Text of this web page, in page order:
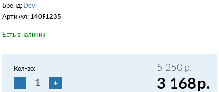
Бренд: Devi
Артикул: 140F1235
Есть в наличии
Кол-во:
- +
5 250р.
3 168р.